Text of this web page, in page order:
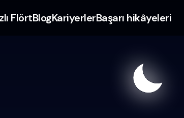
FlörtBlogKariyerlerBaşarı hikâyeleri